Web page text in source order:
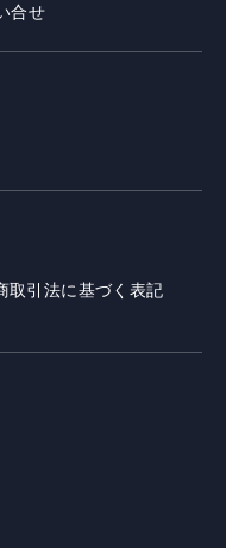
合せ
取引法に基づく表記